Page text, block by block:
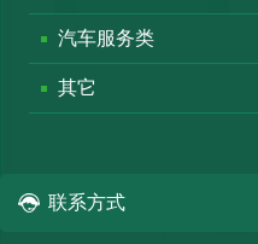
汽车服务类
其它
联系方式